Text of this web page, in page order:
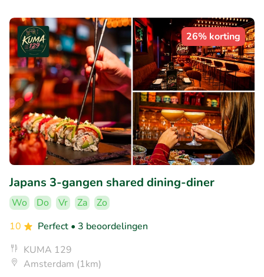
26% korting
Japans 3-gangen shared dining-diner
Wo Do Vr Za
Zo
10
Perfect • 3 beoordelingen
KUMA 129
Amsterdam (1km)